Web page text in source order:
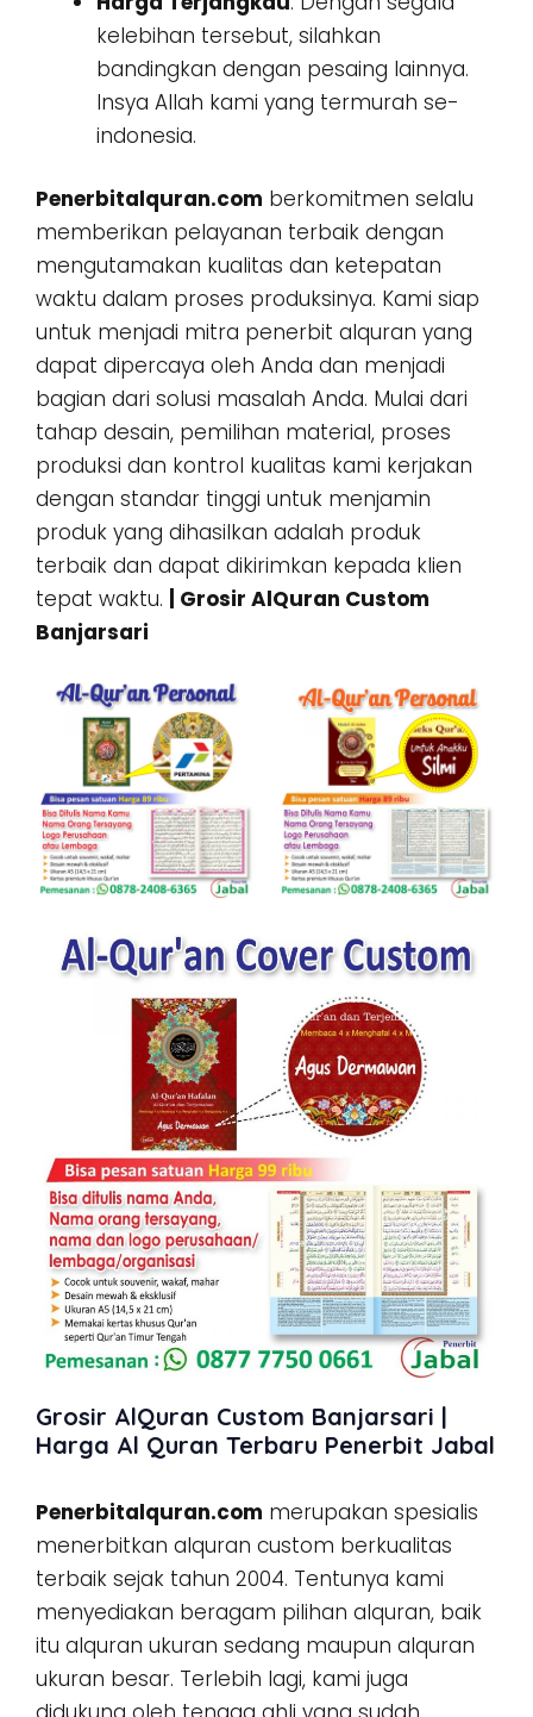
kelebihan tersebut, silahkan
bandingkan dengan pesaing lainnya.
Insya Allah kami yang termurah se-
indonesia.
Penerbitalquran.com berkomitmen selalu
memberikan pelayanan terbaik dengan
mengutamakan kualitas dan ketepatan
waktu dalam proses produksinya. Kami siap
untuk menjadi mitra penerbit alquran yang
dapat dipercaya oleh Anda dan menjadi
bagian dari solusi masalah Anda. Mulai dari
tahap desain, pemilihan material, proses
produksi dan kontrol kualitas kami kerjakan
dengan standar tinggi untuk menjamin
produk yang dihasilkan adalah produk
terbaik dan dapat dikirimkan kepada klien
tepat waktu.
| Grosir AlQuran Custom
Banjarsari
Grosir AlQuran Custom Banjarsari |
Harga Al Quran Terbaru Penerbit Jabal
Penerbitalquran.com merupakan spesialis
menerbitkan alquran custom berkualitas
terbaik sejak tahun 2004. Tentunya kami
menyediakan beragam pilihan alquran, baik
itu alquran ukuran sedang maupun alquran
ukuran besar. Terlebih lagi, kami juga